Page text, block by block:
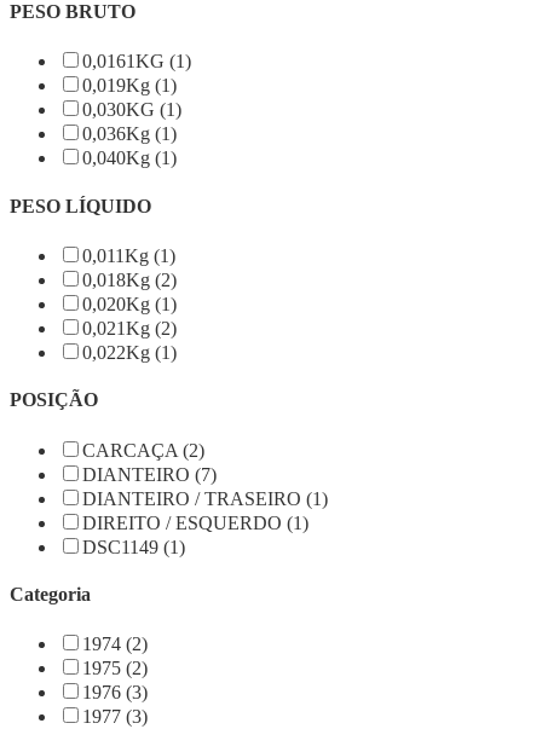
PESO BRUTO
0,0161KG (1)
0,019Kg (1)
0,030KG (1)
0,036Kg (1)
0,040Kg (1)
PESO LÍQUIDO
0,011Kg (1)
0,018Kg (2)
0,020Kg (1)
0,021Kg (2)
0,022Kg (1)
POSIÇÃO
CARCAÇA (2)
DIANTEIRO (7)
DIANTEIRO / TRASEIRO (1)
DIREITO / ESQUERDO (1)
DSC1149 (1)
Categoria
1974 (2)
1975 (2)
1976 (3)
1977 (3)